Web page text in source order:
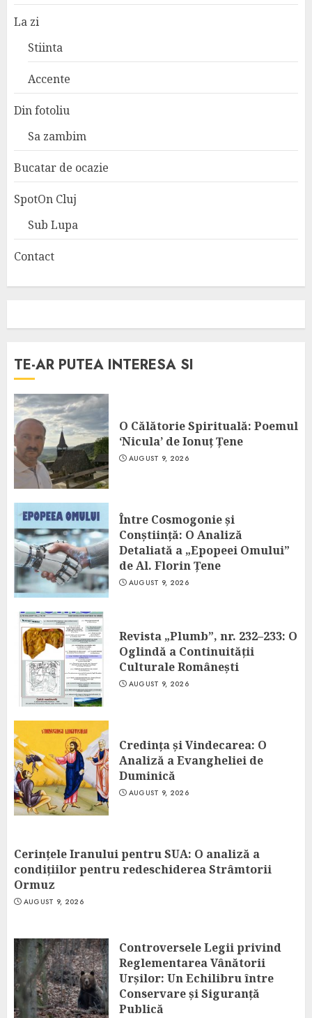
La zi
Stiinta
Accente
Din fotoliu
Sa zambim
Bucatar de ocazie
SpotOn Cluj
Sub Lupa
Contact
TE-AR PUTEA INTERESA SI
O Călătorie Spirituală: Poemul
‘Nicula’ de Ionuț Țene
AUGUST 9, 2026
Între Cosmogonie și
Conștiință: O Analiză
Detaliată a „Epopeei Omului”
de Al. Florin Țene
AUGUST 9, 2026
Revista „Plumb”, nr. 232–233: O
Oglindă a Continuității
Culturale Românești
AUGUST 9, 2026
Credința și Vindecarea: O
Analiză a Evangheliei de
Duminică
AUGUST 9, 2026
Cerințele Iranului pentru SUA: O analiză a
condițiilor pentru redeschiderea Strâmtorii
Ormuz
AUGUST 9, 2026
Controversele Legii privind
Reglementarea Vânătorii
Urșilor: Un Echilibru între
Conservare și Siguranță
Publică